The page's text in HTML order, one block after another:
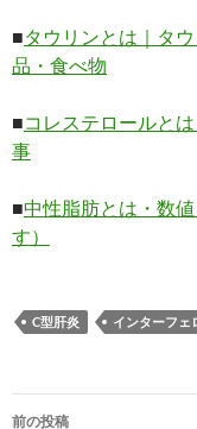
■タウリンとは｜タ
品・食べ物
■コレステロールと
事
■中性脂肪とは・数
す）
C型肝炎 インターフェ
投
前の投稿